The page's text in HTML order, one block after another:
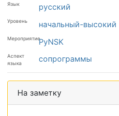
Язык русский
Уровень начальный-высокий
МероприятиеPyNSK
Аспект
языка
сопрограммы
На заметку